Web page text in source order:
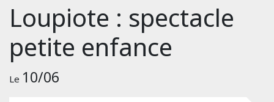
Loupiote : spectacle
petite enfance
Le 10/06